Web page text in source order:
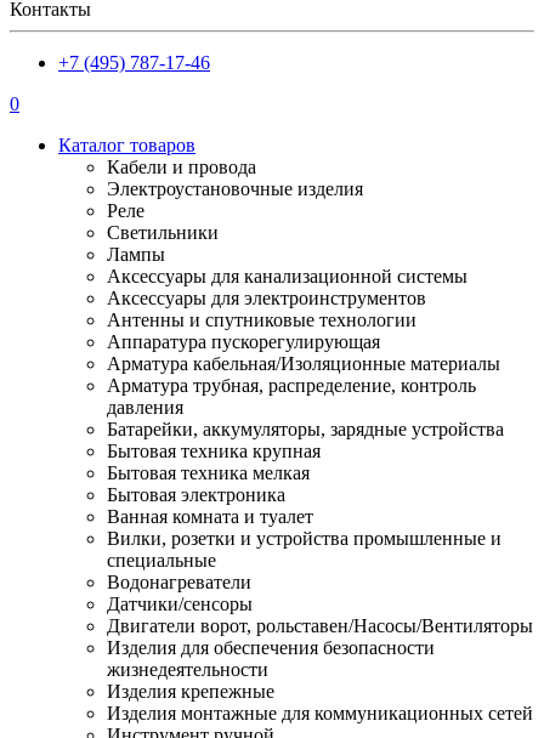
Контакты
+7 (495) 787-17-46
0
Каталог товаров
Кабели и провода
Электроустановочные изделия
Реле
Светильники
Лампы
Аксессуары для канализационной системы
Аксессуары для электроинструментов
Антенны и спутниковые технологии
Аппаратура пускорегулирующая
Арматура кабельная/Изоляционные материалы
Арматура трубная, распределение, контроль
давления
Батарейки, аккумуляторы, зарядные устройства
Бытовая техника крупная
Бытовая техника мелкая
Бытовая электроника
Ванная комната и туалет
Вилки, розетки и устройства промышленные и
специальные
Водонагреватели
Датчики/сенсоры
Двигатели ворот, рольставен/Насосы/Вентиляторы
Изделия для обеспечения безопасности
жизнедеятельности
Изделия крепежные
Изделия монтажные для коммуникационных сетей